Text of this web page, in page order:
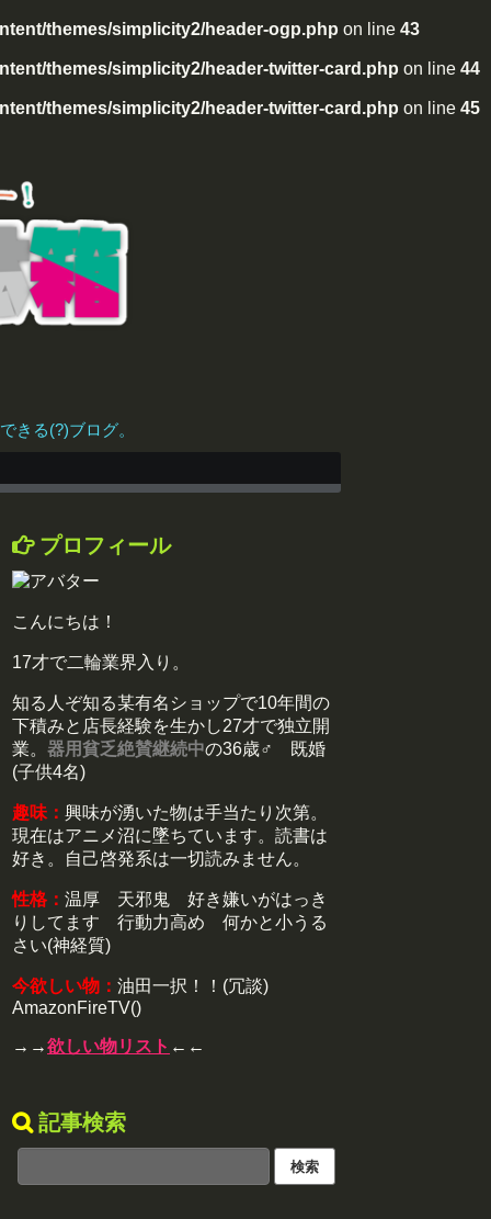
themes/simplicity2/header-ogp.php on line 43
themes/simplicity2/header-twitter-card.php on line 44
themes/simplicity2/header-twitter-card.php on line 45
きる(?)ブログ。
プロフィール
こんにちは！
17才で二輪業界入り。
知る人ぞ知る某有名ショップで10年間の
下積みと店長経験を生かし27才で独立開
業。 器用貧乏絶賛継続中の36歳♂ 既婚
(子供4名)
趣味： 興味が湧いた物は手当たり次第。
現在はアニメ沼に墜ちています。読書は
好き。自己啓発系は一切読みません。
性格： 温厚 天邪鬼 好き嫌いがはっき
りしてます 行動力高め 何かと小うる
さい(神経質)
今欲しい物： 油田一択！！(冗談)
AmazonFireTV()
→→欲しい物リスト ←←
記事検索